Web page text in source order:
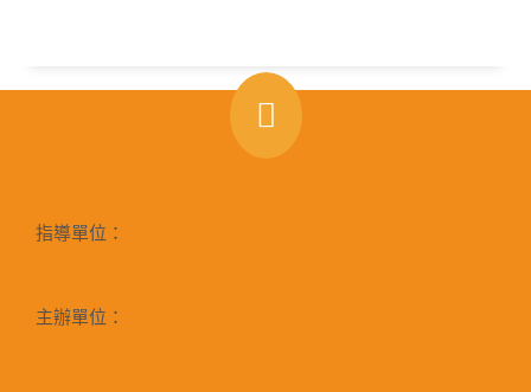
指導單位：
主辦單位：